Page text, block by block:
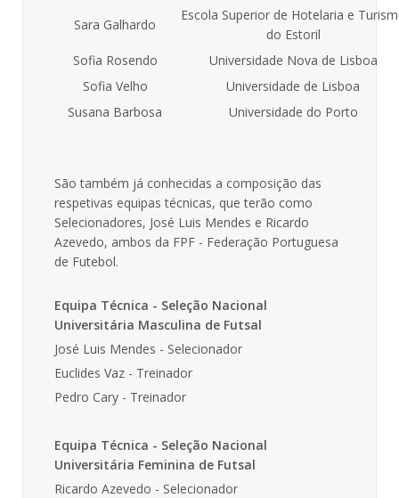
Sara Galhardo
Escola Superior de Hotelaria e
do Estoril
Sofia Rosendo
Universidade Nova de Lisboa
Sofia Velho
Universidade de Lisboa
Susana Barbosa
Universidade do Porto
São também já conhecidas a composição das
respetivas equipas técnicas, que terão como
Selecionadores, José Luis Mendes e Ricardo
Azevedo, ambos da FPF - Federação Portuguesa
de Futebol.
Equipa Técnica - Seleção Nacional
Universitária Masculina de Futsal
José Luis Mendes - Selecionador
Euclides Vaz - Treinador
Pedro Cary - Treinador
Equipa Técnica - Seleção Nacional
Universitária Feminina de Futsal
Ricardo Azevedo - Selecionador